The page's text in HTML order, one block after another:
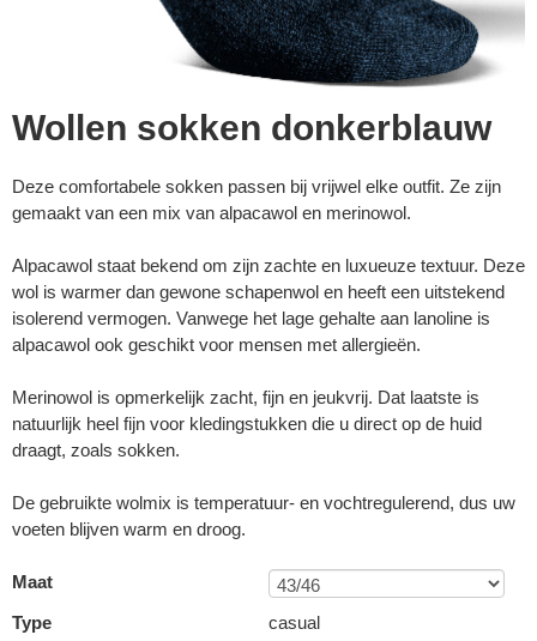
Wollen sokken donkerblauw
Deze comfortabele sokken passen bij vrijwel elke outfit. Ze zijn
gemaakt van een mix van alpacawol en merinowol.
Alpacawol staat bekend om zijn zachte en luxueuze textuur. Deze
wol is warmer dan gewone schapenwol en heeft een uitstekend
isolerend vermogen. Vanwege het lage gehalte aan lanoline is
alpacawol ook geschikt voor mensen met allergieën.
Merinowol is opmerkelijk zacht, fijn en jeukvrij. Dat laatste is
natuurlijk heel fijn voor kledingstukken die u direct op de huid
draagt, zoals sokken.
De gebruikte wolmix is temperatuur- en vochtregulerend, dus uw
voeten blijven warm en droog.
Maat
Type
casual